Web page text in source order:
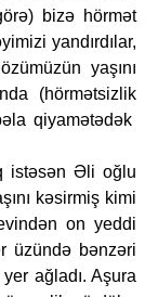
bizə hörmət
yandırdılar,
yaşını
(hörmətsizlik
qiyamətədək
istəsən Əli oğlu
kəsirmiş kimi
on yeddi
üzündə bənzəri
ağladı. Aşura